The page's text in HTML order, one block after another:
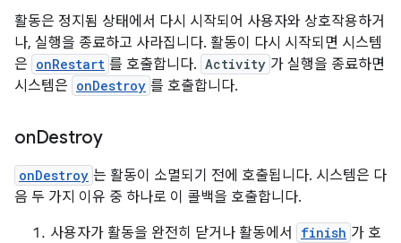
활동은 정지됨 상태에서 다시 시작되어 사용자와 상호작용하거
나, 실행을 종료하고 사라집니다. 활동이 다시 시작되면 시스템
은 onRestart 를 호출합니다. Activity 가 실행을 종료하면
시스템은 onDestroy 를 호출합니다.
onDestroy
onDestroy 는 활동이 소멸되기 전에 호출됩니다. 시스템은 다
음 두 가지 이유 중 하나로 이 콜백을 호출합니다.
사용자가 활동을 완전히 닫거나 활동에서
finish 가 호